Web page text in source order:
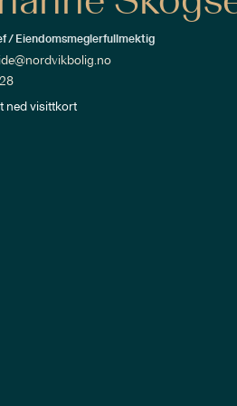
/ Eiendomsmeglerfullmektig
ned visittkort